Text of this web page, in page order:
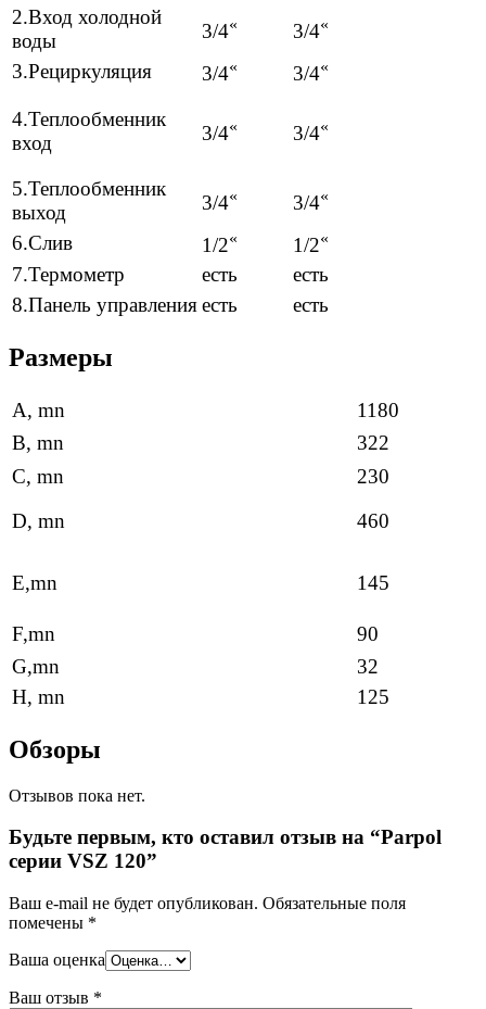
2.Вход холодной
воды
3/4« 3/4«
3.Рециркуляция 3/4« 3/4«
4.Теплообменник
вход
3/4« 3/4«
5.Теплообменник
выход
3/4« 3/4«
6.Слив 1/2« 1/2«
7.Термометр есть
есть
8.Панель управленияесть есть
Размеры
A, mn
1180
B, mn
322
C, mn
230
D, mn
460
E,mn 145
F,mn
90
G,mn
32
H, mn
125
Обзоры
Отзывов пока нет.
Будьте первым, кто оставил отзыв на “Parpol
серии VSZ 120”
Ваш e-mail не будет опубликован. Обязательные поля
помечены *
Ваша оценка
Ваш отзыв *